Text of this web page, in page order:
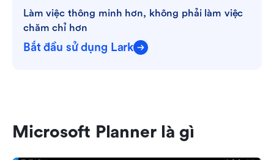
Làm việc thông minh hơn, không phải làm việc
chăm chỉ hơn
Bắt đầu sử dụng Lark
Microsoft Planner là gì